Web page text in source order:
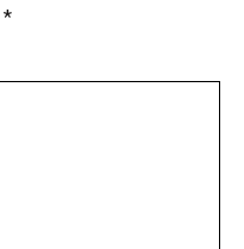
*